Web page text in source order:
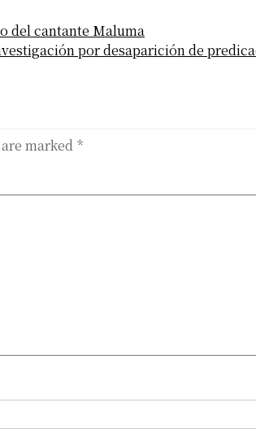
del cantante Maluma
por desaparición de
marked *